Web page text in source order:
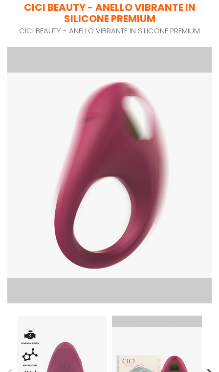
CICI BEAUTY - ANELLO VIBRANTE IN
SILICONE PREMIUM
CICI BEAUTY - ANELLO VIBRANTE IN SILICONE PREMIUM